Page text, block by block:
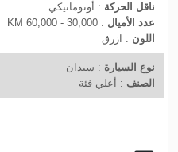
ناقل الحركة : أوتوماتيكي
عدد الأميال : 30,000 - 60,000 KM
اللون : ازرق
نوع السيارة : سيدان
الصنف : أعلي فئة